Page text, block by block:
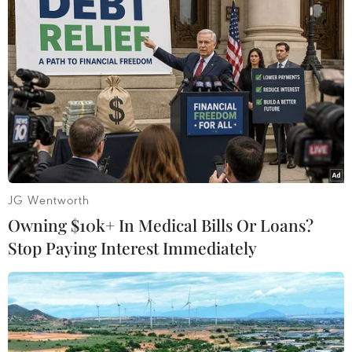
nhóm học sinh "đàn chị" đánh, lột
quần áo và quay video.
#đánh hội đồng #tử vong Long An Tây Ninh
JG Wentworth
Owning $10k+ In Medical Bills Or Loans?
Stop Paying Interest Immediately